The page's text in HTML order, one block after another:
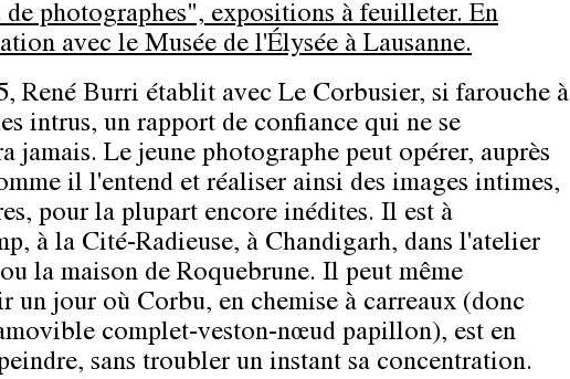
de photographes", expositions à feuilleter. En
avec le Musée de l'Élysée à Lausanne.
René Burri établit avec Le Corbusier, si farouche à
intrus, un rapport de confiance qui ne se
jamais. Le jeune photographe peut opérer, auprès
il l'entend et réaliser ainsi des images intimes,
pour la plupart encore inédites. Il est à
à la Cité-Radieuse, à Chandigarh, dans l'atelier
la maison de Roquebrune. Il peut même
un jour où Corbu, en chemise à carreaux (donc
complet-veston-nœud papillon), est en
sans troubler un instant sa concentration.